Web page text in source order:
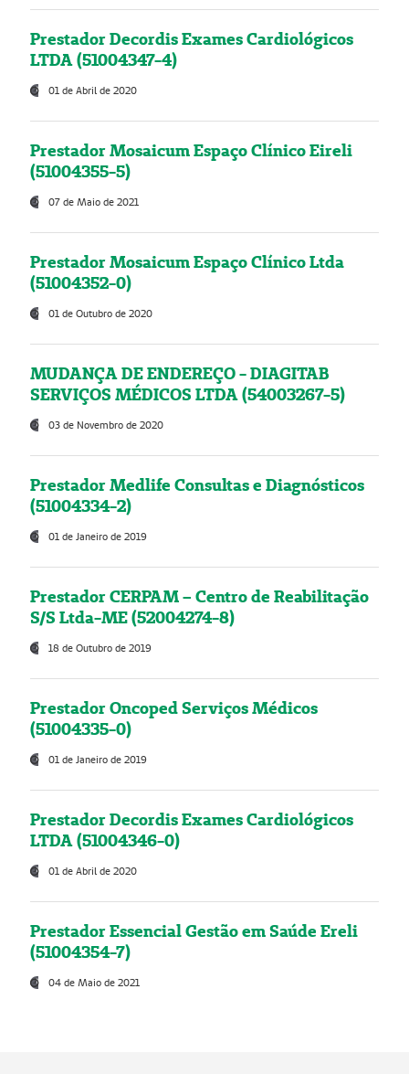
Prestador Decordis Exames Cardiológicos
LTDA (51004347-4)
01 de Abril de 2020
Prestador Mosaicum Espaço Clínico Eireli
(51004355-5)
07 de Maio de 2021
Prestador Mosaicum Espaço Clínico Ltda
(51004352-0)
01 de Outubro de 2020
MUDANÇA DE ENDEREÇO - DIAGITAB
SERVIÇOS MÉDICOS LTDA (54003267-5)
03 de Novembro de 2020
Prestador Medlife Consultas e Diagnósticos
(51004334-2)
01 de Janeiro de 2019
Prestador CERPAM – Centro de Reabilitação
S/S Ltda-ME (52004274-8)
18 de Outubro de 2019
Prestador Oncoped Serviços Médicos
(51004335-0)
01 de Janeiro de 2019
Prestador Decordis Exames Cardiológicos
LTDA (51004346-0)
01 de Abril de 2020
Prestador Essencial Gestão em Saúde Ereli
(51004354-7)
04 de Maio de 2021